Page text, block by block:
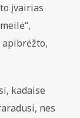
įvairias
apibrėžto,
kadaise
nes